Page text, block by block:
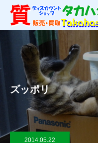
ズッポリ
2014.05.22